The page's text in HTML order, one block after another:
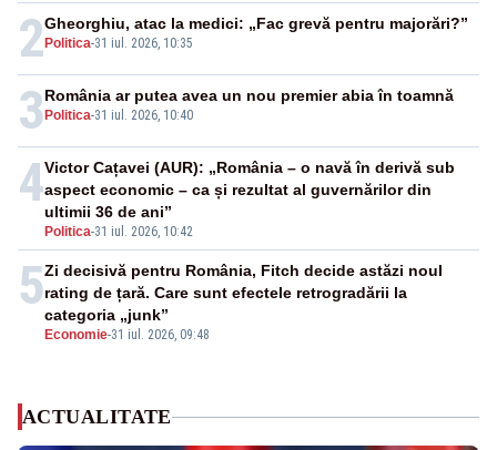
2 Politica-31 iul. 2026, 10:35
Gheorghiu, atac la medici: „Fac grevă pentru majorări?”
3 Politica-31 iul. 2026, 10:40
România ar putea avea un nou premier abia în toamnă
4
Politica-31 iul. 2026, 10:42
Victor Cațavei (AUR): „România – o navă în derivă sub
aspect economic – ca și rezultat al guvernărilor din
ultimii 36 de ani”
5
Economie-31 iul. 2026, 09:48
Zi decisivă pentru România, Fitch decide astăzi noul
rating de țară. Care sunt efectele retrogradării la
categoria „junk”
ACTUALITATE